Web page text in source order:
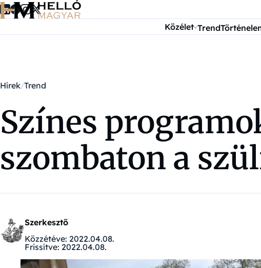
Ugrás a tartalomra
Közélet Trend
Hírek Trend
Színes
szombaton a
Szerkesztő
Közzétéve: 2022.04.08.
Frissítve: 2022.04.08.